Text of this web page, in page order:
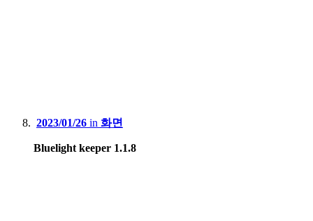
2023/01/26 in 화면
Bluelight keeper 1.1.8